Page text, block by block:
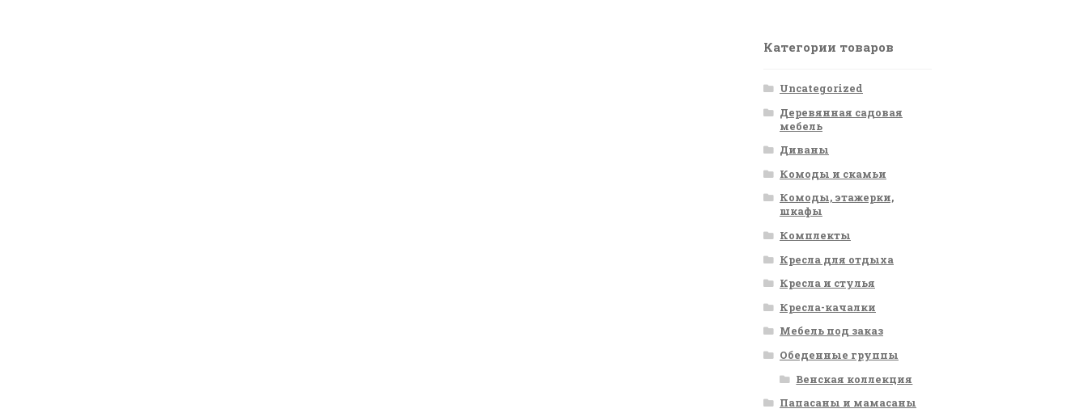
Категории товаров
Uncategorized
Деревянная садовая
мебель
Диваны
Комоды и скамьи
Комоды, этажерки,
шкафы
Комплекты
Кресла для отдыха
Кресла и стулья
Кресла-качалки
Мебель под заказ
Обеденные группы
Венская коллекция
Папасаны и мамасаны